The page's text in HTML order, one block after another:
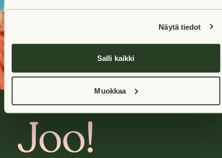
Näytä tiedot
Salli kaikki
Muokkaa
Search
apartments